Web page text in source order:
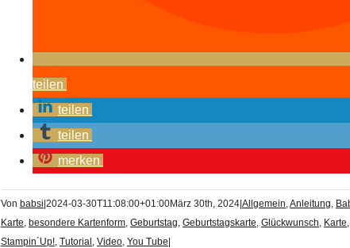
teilen
teilen
teilen
merken
Von babsi|2024-03-30T11:08:00+01:00März 30th, 2024|Allgemein,Anleitung,
Karte, besondere Kartenform, Geburtstag, Geburtstagskarte, Glückwunsch, Karte,
Stampin´Up!, Tutorial, Video, You Tube|